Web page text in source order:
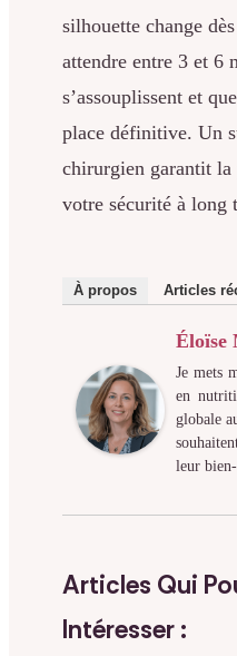
silhouette change
attendre entre 3 et 6
s’assouplissent et
place définitive. Un
chirurgien garantit la
votre sécurité à long
À propos Articles
Éloïse
Je mets
en
globale
leur bien-
Articles Qui
Intéresser :